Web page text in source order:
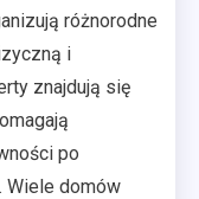
różnorodne
i
znajdują się
po
Wiele domów